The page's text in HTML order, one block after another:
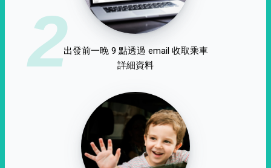
2出發前一晚 9 點透過 email 收取乘車
詳細資料